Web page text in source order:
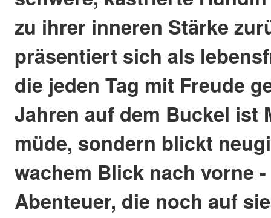
zu ihrer inneren Stärke
präsentiert sich als
die jeden Tag mit Freude
Jahren auf dem Buckel ist
müde, sondern blickt
wachem Blick nach vorne
Abenteuer, die noch auf